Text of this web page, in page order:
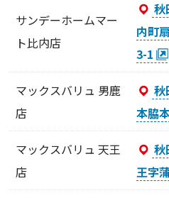
サンデーホームマー
ト比内店
秋
内町
3-1
マックスバリュ 男鹿
店
秋
本脇
マックスバリュ 天王
店
秋
王字